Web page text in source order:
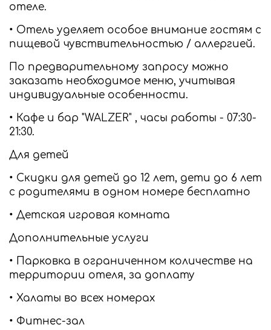
отеле.
• Отель уделяет особое внимание гостям с
пищевой чувствительностью / аллергией.
По предварительному запросу можно
заказать необходимое меню, учитывая
индивидуальные особенности.
• Кафе и бар "WALZER" , часы работы - 07:30-
21:30.
Для детей
• Скидки для детей до 12 лет, дети до 6 лет
с родителями в одном номере бесплатно
• Детская игровая комната
Дополнительные услуги
• Парковка в ограниченном количестве на
территории отеля, за доплату
• Халаты во всех номерах
• Фитнес-зал